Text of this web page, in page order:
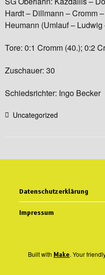
Hardt – Dillmann – Cromm
Heumann (Umlauf – Ludwig
Tore: 0:1 Cromm (40.); 0:2
Zuschauer: 30
Schiedsrichter: Ingo Becker
Uncategorized
Datenschutzerklärung
Impressum
Built with Make. Your